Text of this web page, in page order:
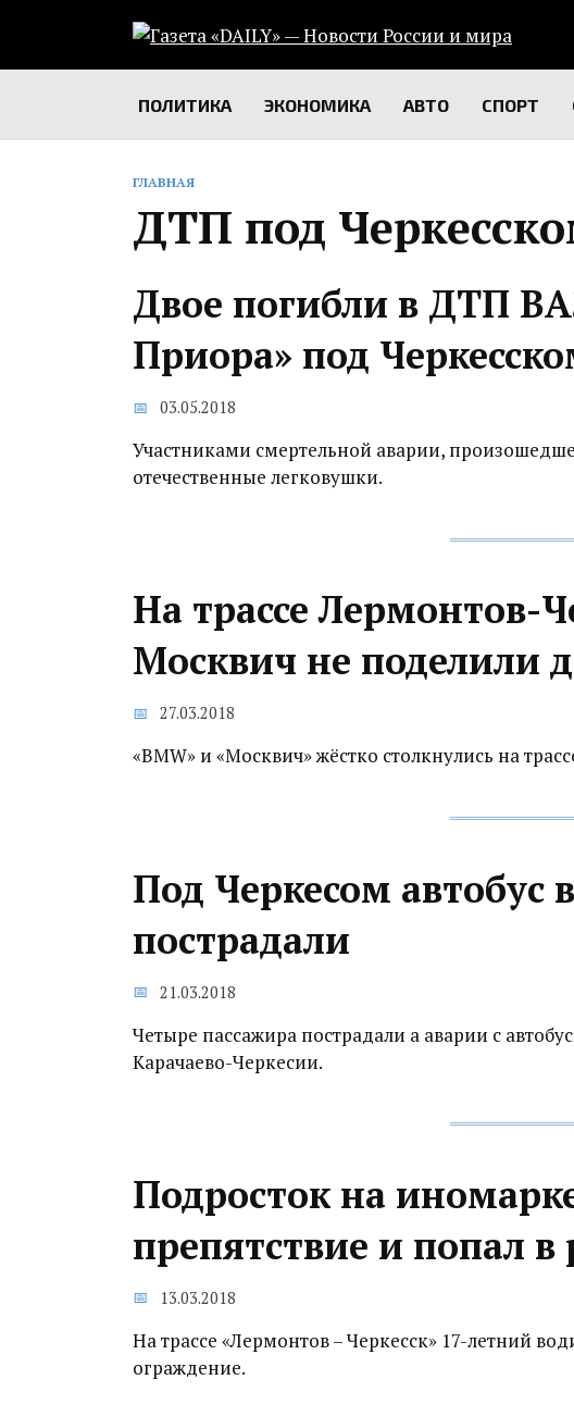
содержанию
ПОЛИТИКА ЭКОНОМИКА АВТО СПОРТ
ГЛАВНАЯ
ДТП под
Двое погибли в ДТП
Приора» под
03.05.2018
Участниками смертельной аварии,
отечественные легковушки.
На трассе Лермонтов-
Москвич не поделили
27.03.2018
«BMW» и «Москвич» жёстко столкнулись на
Под Черкесом автобус
пострадали
21.03.2018
Четыре пассажира пострадали а аварии с
Карачаево-Черкесии.
Подросток на
препятствие и попал
13.03.2018
На трассе «Лермонтов – Черкесск» 17-летний
ограждение.